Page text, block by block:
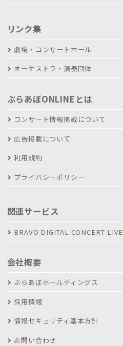
リンク集
劇場・コンサートホール
オーケストラ・演奏団体
ぶらあぼONLINEとは
コンサート情報掲載について
広告掲載について
利用規約
プライバシーポリシー
関連サービス
BRAVO DIGITAL CONCERT LIVE
会社概要
ぶらあぼホールディングス
採用情報
情報セキュリティ基本方針
お問い合わせ